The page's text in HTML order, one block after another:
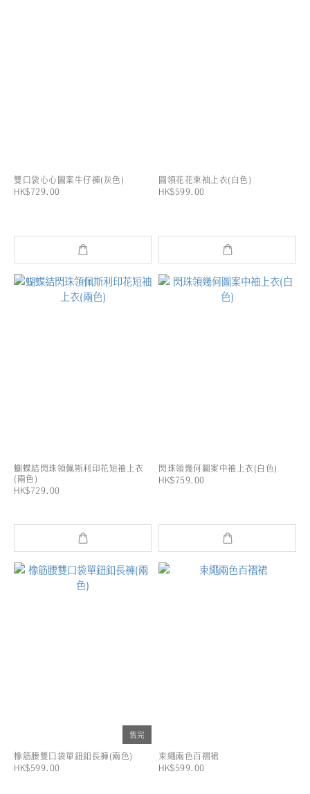
雙口袋心心圖案牛仔褲(灰色)
HK$729.00
圓領花花束袖上衣(白色)
HK$599.00
蝴蝶結閃珠領佩斯利印花短袖上衣
(兩色)
HK$729.00
閃珠領幾何圖案中袖上衣(白色)
HK$759.00
售完
橡筋腰雙口袋單鈕釦長褲(兩色)
HK$599.00
束繩兩色百褶裙
HK$599.00